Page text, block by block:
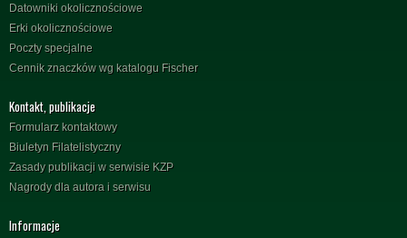
Datowniki okolicznościowe
Erki okolicznościowe
Poczty specjalne
Cennik znaczków wg katalogu Fischer
Kontakt, publikacje
Formularz kontaktowy
Biuletyn Filatelistyczny
Zasady publikacji w serwisie KZP
Nagrody dla autora i serwisu
Informacje